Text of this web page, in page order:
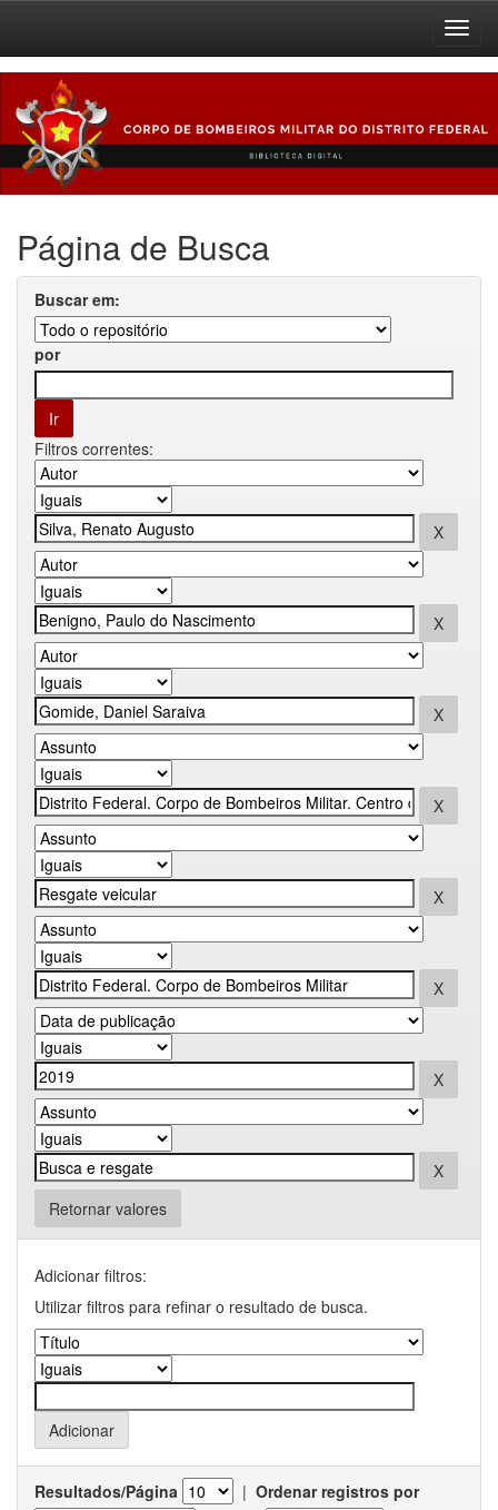
navigation
Página de Busca
Buscar em:
por
Filtros correntes:
Retornar valores
Adicionar filtros:
Utilizar filtros para refinar o resultado de busca.
Resultados/Página | Ordenar registros por